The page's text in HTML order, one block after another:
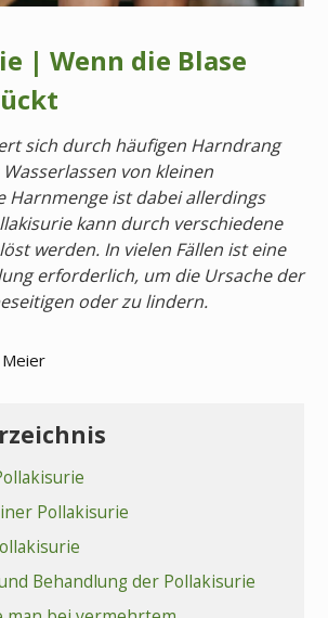
| Wenn die Blase
sich durch häufigen Harndrang
von kleinen
Harnmenge ist dabei allerdings
kann durch verschiedene
werden. In vielen Fällen ist eine
erforderlich, um die Ursache der
oder zu lindern.
Pollakisurie
Behandlung der Pollakisurie